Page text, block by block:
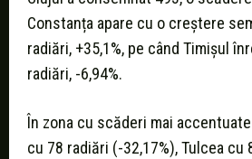
Constanța apare cu o creștere
radiări, +35,1%, pe când Timișul
radiări, -6,94%.
În zona cu scăderi mai
cu 78 radiări (-32,17%), Tulcea cu